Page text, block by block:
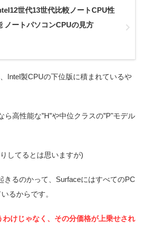
世代13世代比較ノートCPU性
ノートパソコンCPUの見方
Intel製CPUの下位版に積まれているや
ら高性能な”H”や中位クラスの”P"モデル
してるとは思いますが)
きるのかって、SurfaceにはすべてのPC
るからです。
けじゃなく、その分価格が上乗せされ